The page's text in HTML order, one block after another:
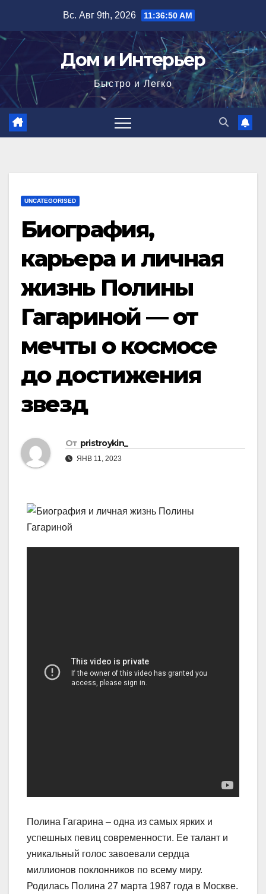
содержимому
Вс. Авг 9th, 2026 11:36:51 AM
Дом и Интерьер
Быстро и Легко
UNCATEGORISED
Биография,
карьера и личная
жизнь Полины
Гагариной — от
мечты о космосе
до достижения
звезд
От pristroykin_
ЯНВ 11, 2023
Полина Гагарина – одна из самых ярких и
успешных певиц современности. Ее талант и
уникальный голос завоевали сердца
миллионов поклонников по всему миру.
Родилась Полина 27 марта 1987 года в Москве.